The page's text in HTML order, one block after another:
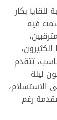
بكار
فيه
تتقدم
ليلة
الاستسلام،
رغم